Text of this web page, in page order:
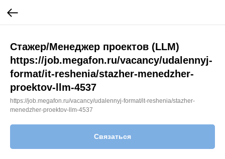
Стажер/Менеджер проектов (LLM)
https://job.megafon.ru/vacancy/udalennyj-
format/it-reshenia/stazher-menedzher-
proektov-llm-4537
https://job.megafon.ru/vacancy/udalennyj-format/it-reshenia/stazher-
menedzher-proektov-llm-4537
Связаться